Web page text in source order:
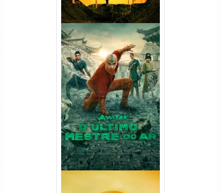
Avatar: O Último Mestre do
Ar 2ª Temporada Torrent
(2026) WEB-DL 1080p Dual
Áudio